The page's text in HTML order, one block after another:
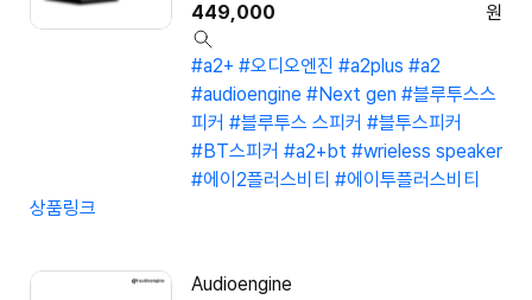
449,000
원
#a2+ #오디오엔진 #a2plus #a2
#audioengine #Next gen #블루투스스
피커 #블루투스 스피커 #블투스피커
#BT스피커 #a2+bt #wrieless speaker
#에이2플러스비티 #에이투플러스비티
상품링크
Audioengine